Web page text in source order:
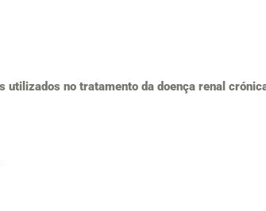
no tratamento da doença renal